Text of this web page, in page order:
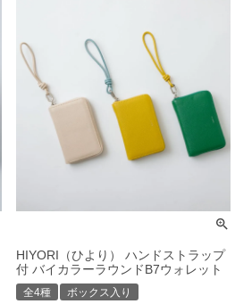
HIYORI（ひより） ハンドストラップ
付 バイカラーラウンドB7ウォレット
全4種 ボックス入り